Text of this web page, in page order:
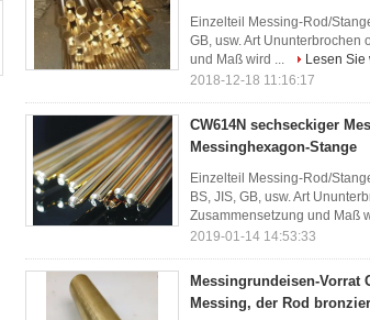
Einzelteil Messing-Rod/
GB, usw. Art
und Maß wird ...
Lesen Sie
2018-12-18 11:16:17
CW614N sechseckiger
Messinghexagon-Stange
Einzelteil Messing-Rod/
BS, JIS, GB, usw. Art
Zusammensetzung und Maß
2019-01-14 14:53:33
Messingrundeisen-Vorrat
Messing, der Rod